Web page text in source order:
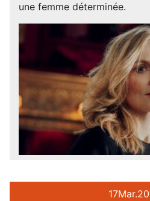
une femme déterminée.
17Mar.